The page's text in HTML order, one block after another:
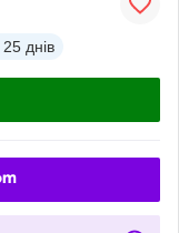
25 днів